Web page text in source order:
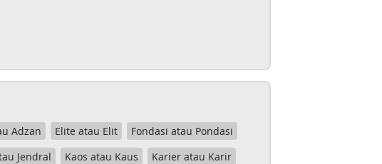
Adzan Elite atau Elit
Fondasi atau Pondasi
Jendral Kaos atau Kaus
Karier atau Karir